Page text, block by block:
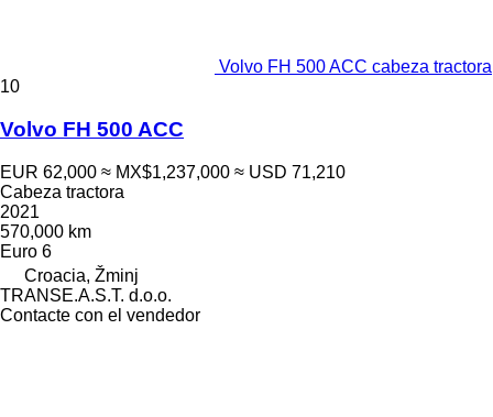
Volvo FH 500 ACC cabeza tractora
10
Volvo FH 500 ACC
EUR 62,000 ≈ MX$1,237,000 ≈ USD 71,210
Cabeza tractora
2021
570,000 km
Euro 6
Croacia, Žminj
TRANSE.A.S.T. d.o.o.
Contacte con el vendedor